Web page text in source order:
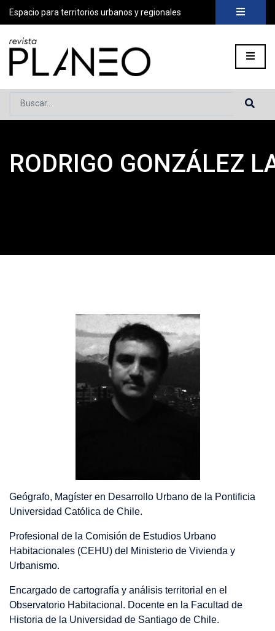
Espacio para territorios urbanos y regionales
Buscar...
Portada »Planeo Hoy» COLABORADORES» Rodrigo
RODRIGO GONZÁLEZ
Geógrafo, Magíster en Desarrollo Urbano de la Pontificia
Universidad Católica de Chile.
Profesional de la Comisión de Estudios Urbano
Habitacionales (CEHU) del Ministerio de Vivienda y
Urbanismo.
Encargado de cartografía y análisis territorial en el
Observatorio Habitacional. Docente en la Facultad de
Historia de la Universidad de Santiago de Chile.